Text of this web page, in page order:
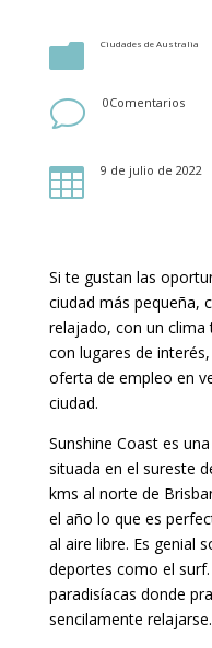
 Ciudades de Australia
v 0Comentarios
 9 de julio de 2022
Si te gustan las
ciudad más pequeña,
relajado, con un
con lugares de
oferta de empleo en
ciudad.
Sunshine Coast es
situada en el sureste
kms al norte de
el año lo que es
al aire libre. Es genial
deportes como el
paradisíacas donde
sencilamente relajarse.